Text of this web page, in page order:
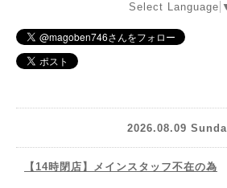
Select Language
2026.08.09
【14時閉店】メインスタッフ不在の為